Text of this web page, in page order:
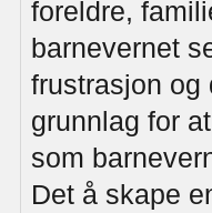
foreldre,
barnevernet
frustrasjon og
grunnlag for
som
Det å skape